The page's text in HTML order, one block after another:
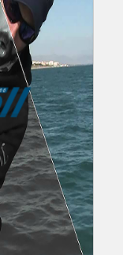
Sahip Bir
-30,-50 ve -70
Çok
Yaşa ve